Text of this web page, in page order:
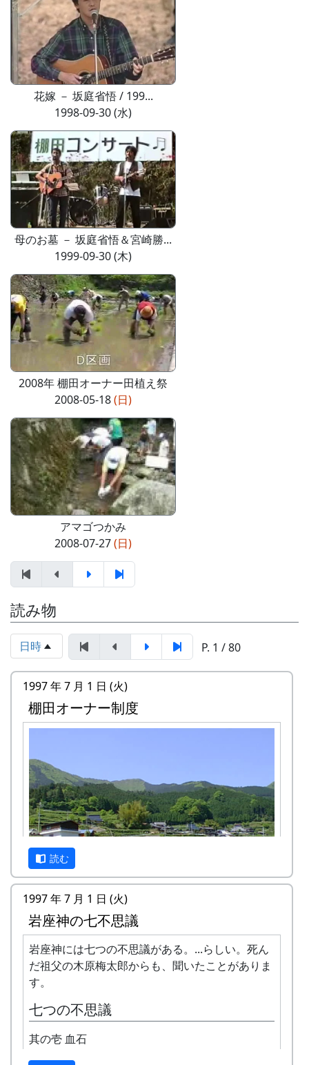
花嫁 － 坂庭省悟 / 199...
1998-09-30 (水)
母のお墓 － 坂庭省悟＆宮崎勝...
1999-09-30 (木)
2008年 棚田オーナー田植え祭
2008-05-18(日)
アマゴつかみ
2008-07-27(日)
読み物
日時 P. 1 / 80
1997 年 7 月 1 日 (火)
棚田オーナー制度
岩座神は「日本の棚田百選」にも選ばれた棚田の
村です。
1997年から岩座神では「棚田オーナー制度」が始
まりました。
「棚田」とはどんなものか、「棚田オーナー制
度」とはどういうものか、ちょっと見ていって下
読む
1997 年 7 月 1 日 (火)
岩座神の七不思議
岩座神には七つの不思議がある。...らしい。死ん
だ祖父の木原梅太郎からも、聞いたことがありま
す。
七つの不思議
其の壱 血石